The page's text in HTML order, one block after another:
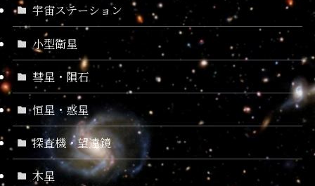
宇宙ステーション
小型衛星
彗星・隕石
恒星・惑星
探査機・望遠鏡
木星